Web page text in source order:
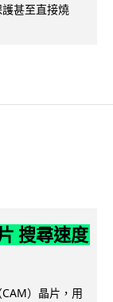
甚至直接燒
搜尋速度
）晶片，用